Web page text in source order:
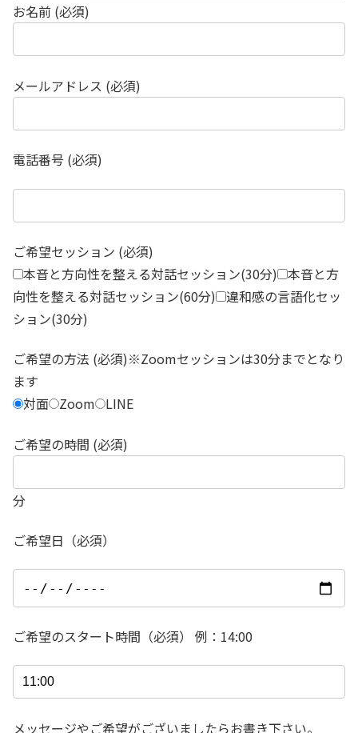
お名前 (必須)
メールアドレス (必須)
電話番号 (必須)
ご希望セッション (必須)
本音と方向性を整える対話セッション(30分) 本音と方
向性を整える対話セッション(60分) 違和感の言語化セッ
ション(30分)
ご希望の方法 (必須)※Zoomセッションは30分までとなり
ます
対面 Zoom LINE
ご希望の時間 (必須)
分
ご希望日（必須）
ご希望のスタート時間（必須） 例：14:00
メッセージやご希望がございましたらお書き下さい。